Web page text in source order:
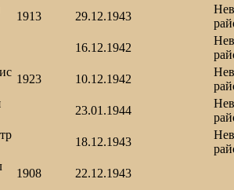
1913 29.12.1943
16.12.1942
1923 10.12.1942
23.01.1944
18.12.1943
1908 22.12.1943